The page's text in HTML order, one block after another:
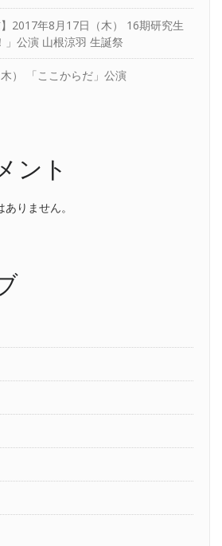
】2017年8月17日（木） 16期研究生
」公演 山根涼羽 生誕祭
） 「ここからだ」公演
ント
りません。